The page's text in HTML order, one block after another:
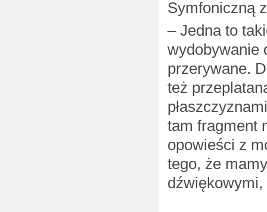
Symfoniczną
– Jedna to
wydobywanie
przerywane.
też
tam fragment
opowieści z
tego, że